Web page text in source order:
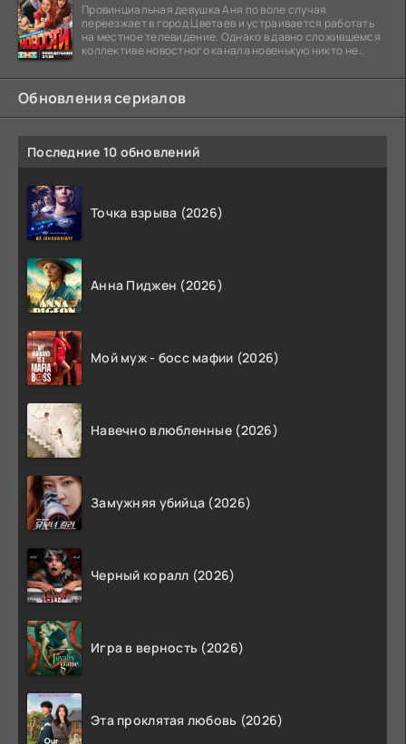
Провинциальная девушка Аня по воле случая
переезжает в город Цветаев и устраивается работать
на местное телевидение. Однако в давно сложившемся
коллективе новостного канала новенькую никто не
Обновления сериалов
Последние 10 обновлений
Точка взрыва (2026)
Анна Пиджен (2026)
Мой муж - босс мафии (2026)
Навечно влюбленные (2026)
Замужняя убийца (2026)
Черный коралл (2026)
Игра в верность (2026)
Эта проклятая любовь (2026)